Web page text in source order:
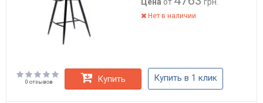
Нет в наличии
0 отзывов Купить Купить в 1 клик